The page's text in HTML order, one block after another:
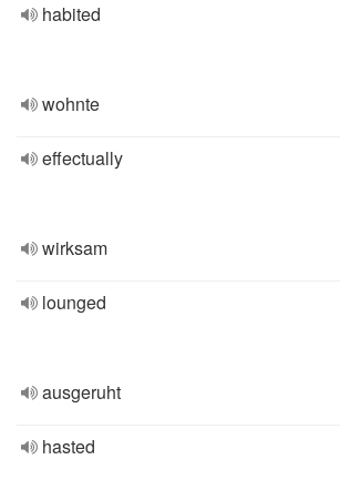
habited
wohnte
effectually
wirksam
lounged
ausgeruht
hasted